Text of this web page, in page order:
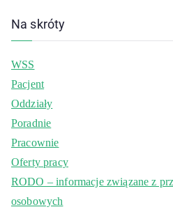
Na skróty
WSS
Pacjent
Oddziały
Poradnie
Pracownie
Oferty pracy
RODO – informacje związane z
osobowych